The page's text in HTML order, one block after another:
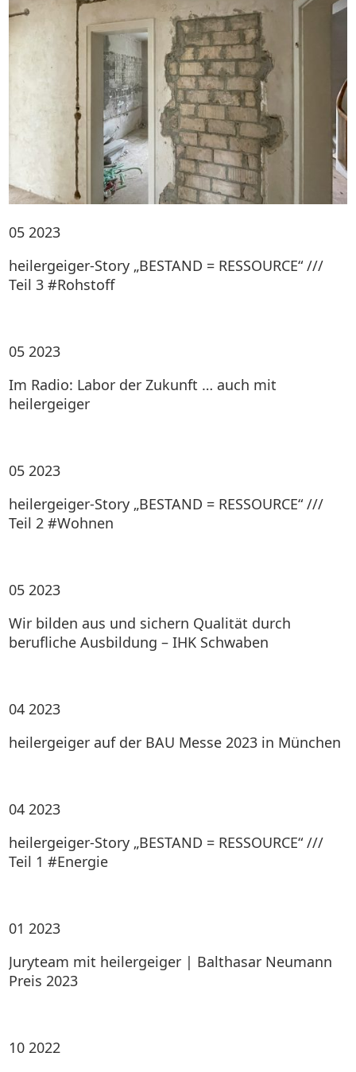
05 2023
heilergeiger-Story „BESTAND = RESSOURCE“ ///
Teil 3 #Rohstoff
05 2023
Im Radio: Labor der Zukunft … auch mit
heilergeiger
05 2023
heilergeiger-Story „BESTAND = RESSOURCE“ ///
Teil 2 #Wohnen
05 2023
Wir bilden aus und sichern Qualität durch
berufliche Ausbildung – IHK Schwaben
04 2023
heilergeiger auf der BAU Messe 2023 in München
04 2023
heilergeiger-Story „BESTAND = RESSOURCE“ ///
Teil 1 #Energie
01 2023
Juryteam mit heilergeiger | Balthasar Neumann
Preis 2023
10 2022